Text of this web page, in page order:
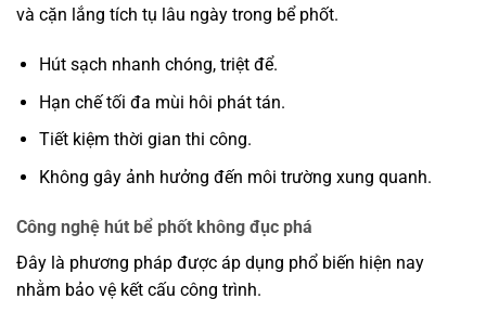
và cặn lắng tích tụ lâu ngày trong bể phốt.
Hút sạch nhanh chóng, triệt để.
Hạn chế tối đa mùi hôi phát tán.
Tiết kiệm thời gian thi công.
Không gây ảnh hưởng đến môi trường xung quanh.
Công nghệ hút bể phốt không đục phá
Đây là phương pháp được áp dụng phổ biến hiện nay
nhằm bảo vệ kết cấu công trình.